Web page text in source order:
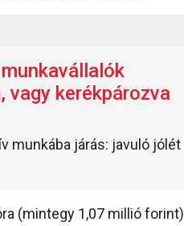
vagy kerékpározva
munkába járás: javuló jólét
(mintegy 1,07 millió forint)